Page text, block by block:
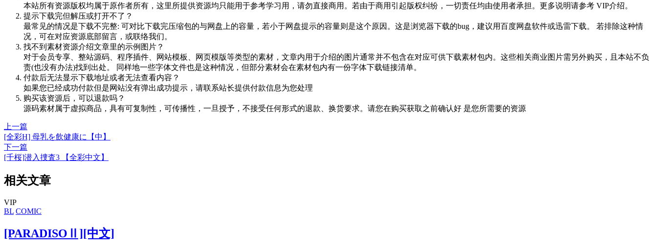
本站所有资源版权均属于原作者所有，这里所提供资源均只能用于参考学习用，请勿直接商用。若由于商用引起版权纠纷，一切责任均由使用者承担。更多说明请参考 VIP介绍。
提示下载完但解压或打开不了？
最常见的情况是下载不完整: 可对比下载完压缩包的与网盘上的容量，若小于网盘提示的容量则是这个原因。这是浏览器下载的bug，建议用百度网盘软件或迅雷下载。 若排除这种情
况，可在对应资源底部留言，或联络我们。
找不到素材资源介绍文章里的示例图片？
对于会员专享、整站源码、程序插件、网站模板、网页模版等类型的素材，文章内用于介绍的图片通常并不包含在对应可供下载素材包内。这些相关商业图片需另外购买，且本站不负
责(也没有办法)找到出处。 同样地一些字体文件也是这种情况，但部分素材会在素材包内有一份字体下载链接清单。
付款后无法显示下载地址或者无法查看内容？
如果您已经成功付款但是网站没有弹出成功提示，请联系站长提供付款信息为您处理
购买该资源后，可以退款吗？
源码素材属于虚拟商品，具有可复制性，可传播性，一旦授予，不接受任何形式的退款、换货要求。请您在购买获取之前确认好 是您所需要的资源
上一篇
[全彩H] 母乳を飲健康に【中】
下一篇
[千桜]潜入捜査3 【全彩中文】
相关文章
VIP
BL COMIC
[PARADISOⅡ][中文]